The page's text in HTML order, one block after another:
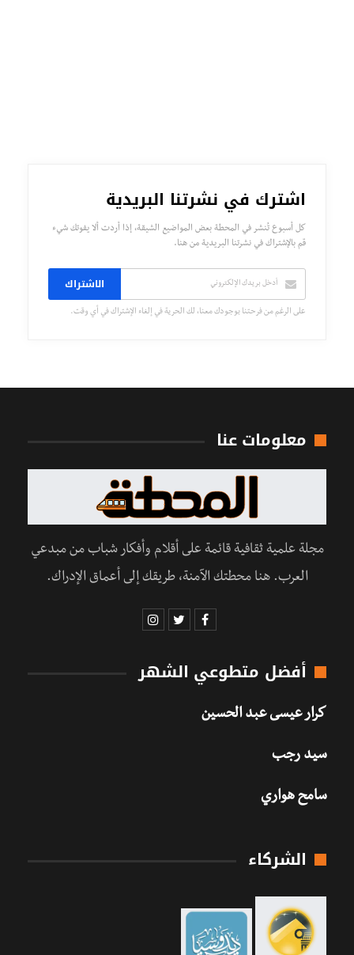
اشترك في نشرتنا البريدية
كل أسبوع تُنشر في المحطة بعض المواضيع الشيقة، إذا أردت ألا يفوتك شيء
قم بالإشتراك في نشرتنا البريدية من هنا.
الاشتراك
على الرغم من فرحتنا بوجودك معنا، لك الحرية في إلغاء الإشتراك في أي وقت.
معلومات عنا
مجلة علمية ثقافية قائمة على أقلام وأفكار شباب من مبدعي
العرب. هنا محطتك الآمنة، طريقك إلى أعماق الإدراك.
أفضل متطوعي الشهر
كرار عيسى عبد الحسين
سيد رجب
سامح هواري
الشركاء